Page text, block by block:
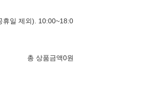
휴일 제외). 10:00~18:0
총 상품금액0원